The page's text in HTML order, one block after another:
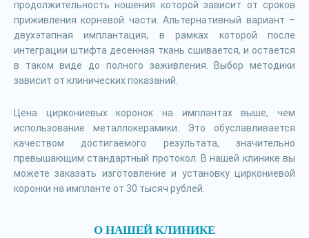
продолжительность ношения которой зависит от сроков
приживления корневой части. Альтернативный вариант –
двухэтапная имплантация, в рамках которой после
интеграции штифта десенная ткань сшивается, и остается
в таком виде до полного заживления. Выбор методики
зависит от клинических показаний.
Цена циркониевых коронок на имплантах выше, чем
использование металлокерамики. Это обуславливается
качеством достигаемого результата, значительно
превышающим стандартный протокол. В нашей клинике вы
можете заказать изготовление и установку циркониевой
коронки на импланте от 30 тысяч рублей.
О НАШЕЙ КЛИНИКЕ